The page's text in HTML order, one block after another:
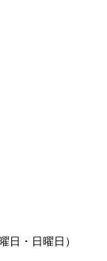
・日曜日）